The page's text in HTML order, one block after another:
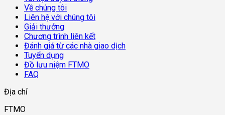
Về chúng tôi
Liên hệ với chúng tôi
Giải thưởng
Chương trình liên kết
Đánh giá từ các nhà giao dịch
Tuyển dụng
Đồ lưu niệm FTMO
FAQ
Địa chỉ
FTMO